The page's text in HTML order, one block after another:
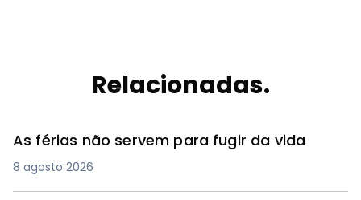
Relacionadas.
As férias não servem para fugir da vida
8 agosto 2026